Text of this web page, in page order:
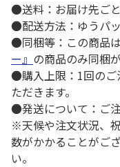
●送料：お届け先ご
●配送方法：ゆうパ
●同梱等：この商品は
ー』 の商品のみ同梱
●購入上限：1回のご
ただきます。
●発送について：ご
※天候や注文状況、
数がかかることがご
い。